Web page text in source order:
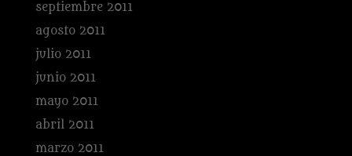
septiembre 2011
agosto 2011
julio 2011
junio 2011
mayo 2011
abril 2011
marzo 2011